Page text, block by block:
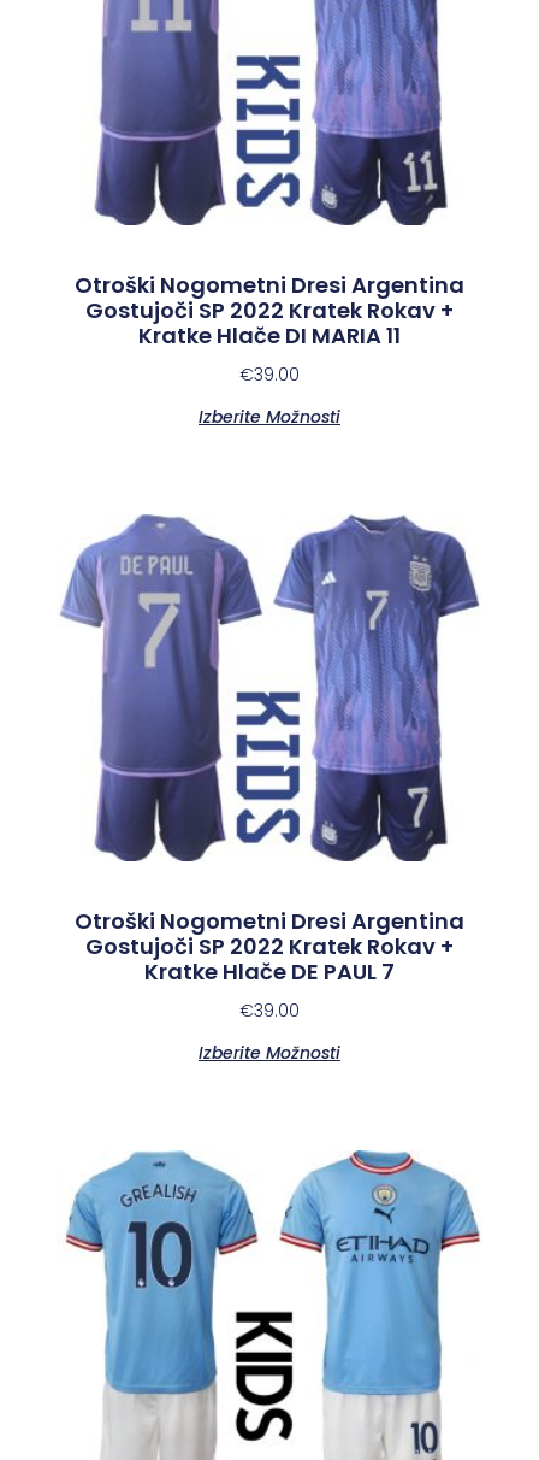
Otroški Nogometni Dresi Argentina
Gostujoči SP 2022 Kratek Rokav +
Kratke Hlače DI MARIA 11
€39.00
Izberite Možnosti
Otroški Nogometni Dresi Argentina
Gostujoči SP 2022 Kratek Rokav +
Kratke Hlače DE PAUL 7
€39.00
Izberite Možnosti